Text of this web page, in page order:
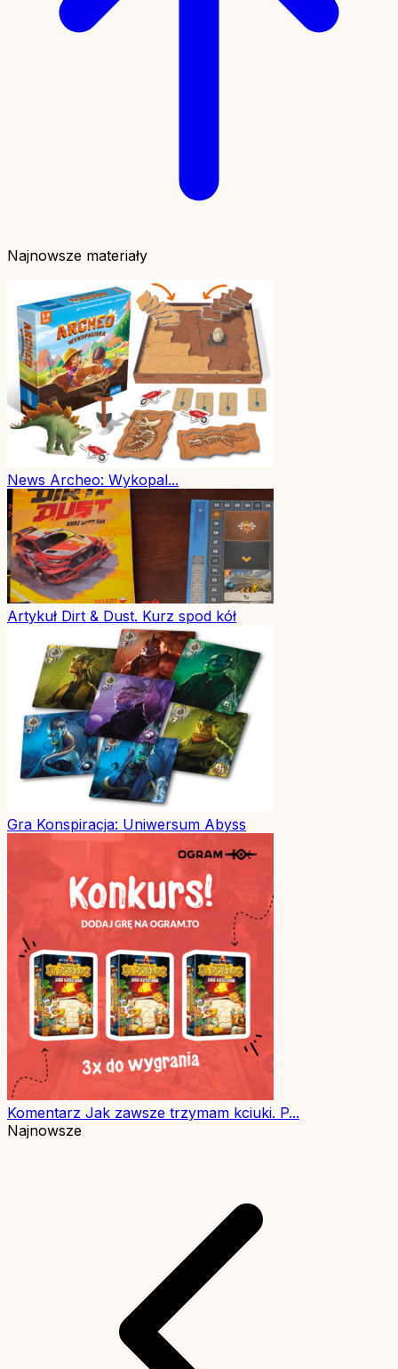
Najnowsze materiały
News Archeo: Wykopal...
Artykuł Dirt & Dust. Kurz spod kół
Gra Konspiracja: Uniwersum Abyss
Komentarz Jak zawsze trzymam kciuki. P...
Najnowsze